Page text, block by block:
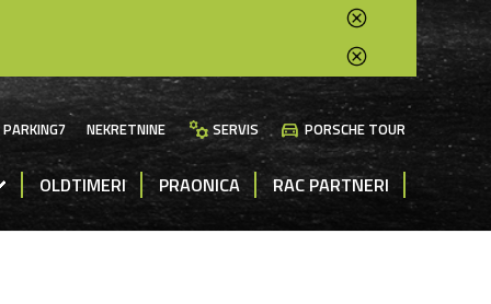
PARKING7 NEKRETNINE manufacturingSERVIS directions_car PORSCHE TOUR
OLDTIMERI PRAONICA RAC PARTNERI